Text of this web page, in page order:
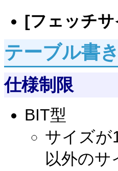
[フェッチ
テーブル書
仕様制限
BIT型
サイズが
以外の